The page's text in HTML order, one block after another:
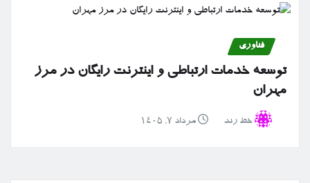
فناوری
توسعه خدمات ارتباطی و اینترنت رایگان در مرز
مهران
خط رند مرداد ۷, ۱۴۰۵